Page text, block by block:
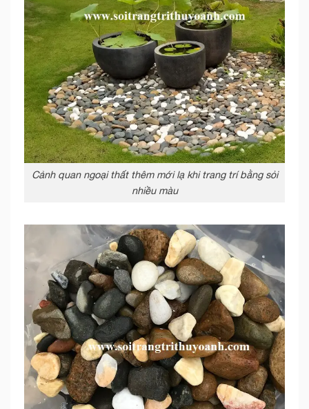
Cảnh quan ngoại thất thêm mới lạ khi trang trí bằng sỏi
nhiều màu